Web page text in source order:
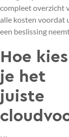
compleet overzicht
alle kosten voordat
een beslissing
Hoe kies
je het
juiste